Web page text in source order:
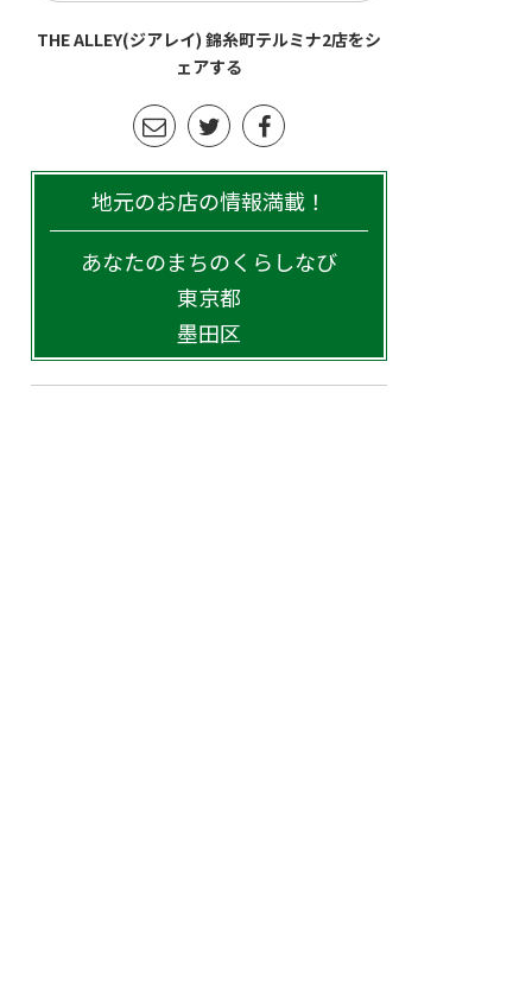
THE ALLEY(ジアレイ) 錦糸町テルミナ2店をシ
ェアする
地元のお店の情報満載！
あなたのまちのくらしなび
東京都
墨田区